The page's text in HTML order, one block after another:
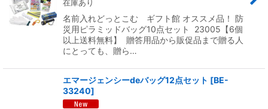
在庫あり
名前入れどっとこむ ギフト館 オススメ品！ 防
災用ピラミッドバッグ10点セット 23005【6個
以上送料無料】 贈答用品から販促品まで贈る人
にとっても、贈ら…
エマージェンシーdeバッグ12点セット [BE-
33240]